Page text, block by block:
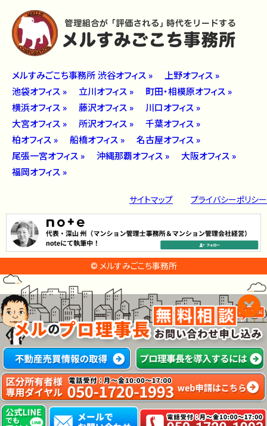
メルすみごこち事務所 渋谷オフィス »
上野オフィス »
池袋オフィス »
立川オフィス »
町田・相模原オフィス »
横浜オフィス »
藤沢オフィス »
川口オフィス »
大宮オフィス »
所沢オフィス »
千葉オフィス »
柏オフィス »
船橋オフィス »
名古屋オフィス »
尾張一宮オフィス »
沖縄那覇オフィス »
大阪オフィス »
福岡オフィス »
サイトマップ プライバシーポリシー
© メルすみごこち事務所